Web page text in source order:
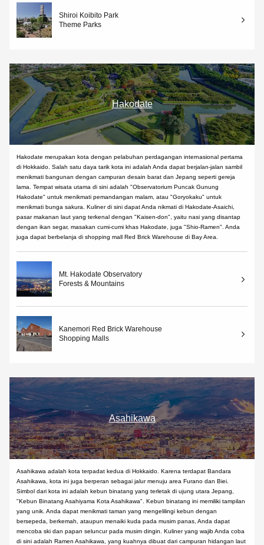
Shiroi Koibito Park
Theme Parks
Hakodate
Hakodate merupakan kota dengan pelabuhan perdagangan internasional pertama
di Hokkaido. Salah satu daya tarik kota ini adalah Anda dapat berjalan-jalan sambil
menikmati bangunan dengan campuran desain barat dan Jepang seperti gereja
lama. Tempat wisata utama di sini adalah "Observatorium Puncak Gunung
Hakodate" untuk menikmati pemandangan malam, atau "Goryokaku" untuk
menikmati bunga sakura. Kuliner di sini dapat Anda nikmati di Hakodate-Asaichi,
pasar makanan laut yang terkenal dengan "Kaisen-don", yaitu nasi yang disantap
dengan ikan segar, masakan cumi-cumi khas Hakodate, juga "Shio-Ramen". Anda
juga dapat berbelanja di shopping mall Red Brick Warehouse di Bay Area.
Mt. Hakodate Observatory
Forests & Mountains
Kanemori Red Brick Warehouse
Shopping Malls
Asahikawa
Asahikawa adalah kota terpadat kedua di Hokkaido. Karena terdapat Bandara
Asahikawa, kota ini juga berperan sebagai jalur menuju area Furano dan Biei.
Simbol dari kota ini adalah kebun binatang yang terletak di ujung utara Jepang,
"Kebun Binatang Asahiyama Kota Asahikawa". Kebun binatang ini memiliki tampilan
yang unik. Anda dapat menikmati taman yang mengelilingi kebun dengan
bersepeda, berkemah, ataupun menaiki kuda pada musim panas, Anda dapat
mencoba ski dan papan seluncur pada musim dingin. Kuliner yang wajib Anda coba
di sini adalah Ramen Asahikawa, yang kuahnya dibuat dari campuran hidangan laut